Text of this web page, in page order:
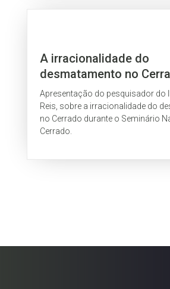
A irracionalidade do
desmatamento no
Apresentação do pesquisador do
Reis, sobre a irracionalidade do
no Cerrado durante o Seminário
Cerrado.